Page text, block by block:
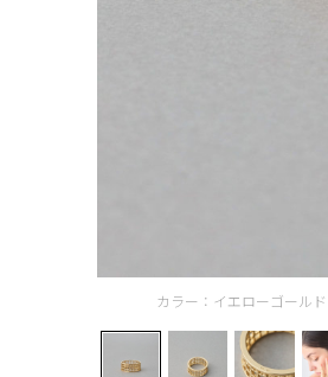
カラー：イエローゴールド